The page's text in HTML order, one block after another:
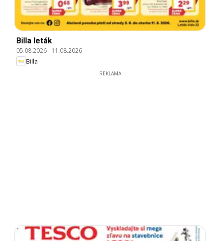
Billa leták
05.08.2026- 11.08.2026
Billa
REKLAMA